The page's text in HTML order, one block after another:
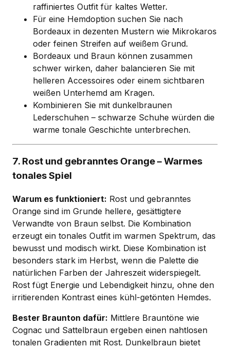
raffiniertes Outfit für kaltes Wetter.
Für eine Hemdoption suchen Sie nach
Bordeaux in dezenten Mustern wie Mikrokaros
oder feinen Streifen auf weißem Grund.
Bordeaux und Braun können zusammen
schwer wirken, daher balancieren Sie mit
helleren Accessoires oder einem sichtbaren
weißen Unterhemd am Kragen.
Kombinieren Sie mit dunkelbraunen
Lederschuhen – schwarze Schuhe würden die
warme tonale Geschichte unterbrechen.
7. Rost und gebranntes Orange – Warmes
tonales Spiel
Warum es funktioniert: Rost und gebranntes
Orange sind im Grunde hellere, gesättigtere
Verwandte von Braun selbst. Die Kombination
erzeugt ein tonales Outfit im warmen Spektrum, das
bewusst und modisch wirkt. Diese Kombination ist
besonders stark im Herbst, wenn die Palette die
natürlichen Farben der Jahreszeit widerspiegelt.
Rost fügt Energie und Lebendigkeit hinzu, ohne den
irritierenden Kontrast eines kühl-getönten Hemdes.
Bester Braunton dafür: Mittlere Brauntöne wie
Cognac und Sattelbraun ergeben einen nahtlosen
tonalen Gradienten mit Rost. Dunkelbraun bietet